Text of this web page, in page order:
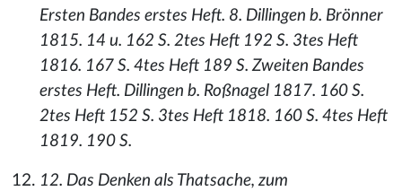
Ersten Bandes erstes Heft. 8. Dillingen b. Brönner
1815. 14 u. 162 S. 2tes Heft 192 S. 3tes Heft
1816. 167 S. 4tes Heft 189 S. Zweiten Bandes
erstes Heft. Dillingen b. Roßnagel 1817. 160 S.
2tes Heft 152 S. 3tes Heft 1818. 160 S. 4tes Heft
1819. 190 S.
12. Das Denken als Thatsache, zum